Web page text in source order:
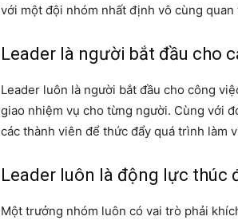
với một đội nhóm nhất định vô cùng
Leader là người bắt đầu cho
Leader luôn là người bắt đầu cho công
giao nhiệm vụ cho từng người. Cùng với
các thành viên để thức đẩy quá trình làm
Leader luôn là động lực thúc
Một trưởng nhóm luôn có vai trò phải